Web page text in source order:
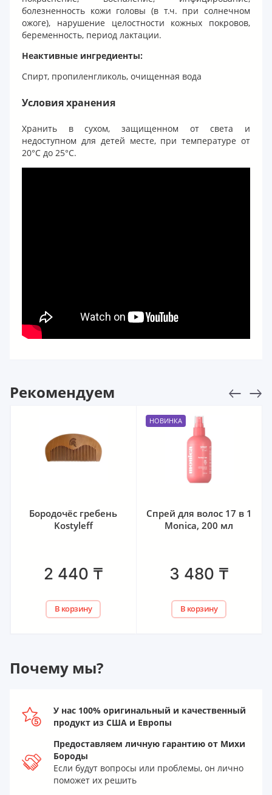
болезненность кожи головы (в т.ч. при солнечном
ожоге), нарушение целостности кожных покровов,
беременность, период лактации.
Неактивные ингредиенты:
Спирт, пропиленгликоль, очищенная вода
Условия хранения
Хранить в сухом, защищенном от света и
недоступном для детей месте, при температуре от
20°С до 25°С.
Рекомендуем
Бородочёс гребень
Kostyleff
2 440 ₸
В корзину
НОВИНКА
Спрей для волос 17 в 1
Monica, 200 мл
3 480 ₸
В корзину
Почему мы?
У нас 100% оригинальный и качественный
продукт из США и Европы
Предоставляем личную гарантию от Михи
Бороды
Если будут вопросы или проблемы, он лично
поможет их решить